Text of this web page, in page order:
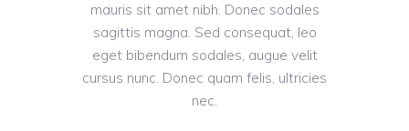
mauris sit amet nibh. Donec sodales
sagittis magna. Sed consequat, leo
eget bibendum sodales, augue velit
cursus nunc. Donec quam felis, ultricies
nec.